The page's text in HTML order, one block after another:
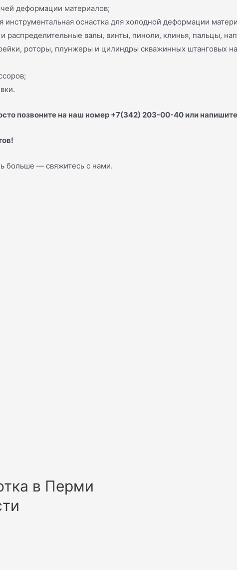
деформации материалов;
инструментальная оснастка для холодной деформации
распределительные валы, винты, пиноли, клинья, пальцы,
роторы, плунжеры и цилиндры скважинных штанговых
позвоните на наш номер +7(342) 203-00-40 или
больше — свяжитесь с нами.
в Перми